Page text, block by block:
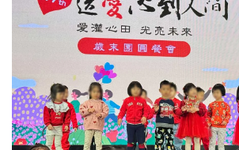
Schützen | Sushi
Förderband -
Lieferband
Hong Chiang